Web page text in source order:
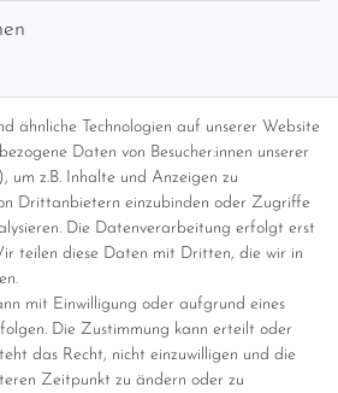
ähnliche Technologien auf unserer Website
Daten von Besucher:innen unserer
um z.B. Inhalte und Anzeigen zu
Drittanbietern einzubinden oder Zugriffe
Die Datenverarbeitung erfolgt erst
teilen diese Daten mit Dritten, die wir in
mit Einwilligung oder aufgrund eines
Die Zustimmung kann erteilt oder
das Recht, nicht einzuwilligen und die
Zeitpunkt zu ändern oder zu
oder DHL (8,49 Euro ) inkl. MwSt.
Euro Warenwert (innerhalb
Versandkosten